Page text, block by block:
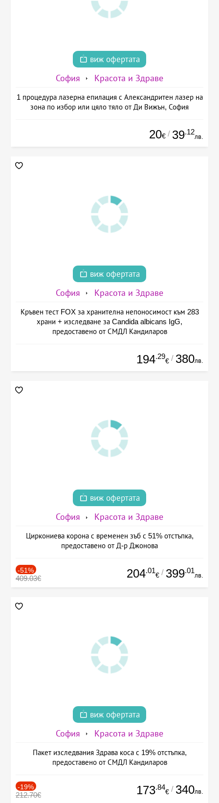
виж офертата
София Красота и Здраве
1 процедура лазерна епилация с Александритен лазер на
зона по избор или цяло тяло от Ди Вижън, София
20€ / 39.12
лв.
виж офертата
София Красота и Здраве
Кръвен тест FOX за хранителна непоносимост към 283
храни + изследване за Candida albicans IgG,
предоставено от СМДЛ Кандиларов
194.29
€ / 380лв.
виж офертата
София Красота и Здраве
Циркониева корона с временен зъб с 51% отстъпка,
предоставено от Д-р Джонова
-51%
409.03€ 204.01
€ / 399.01
лв.
виж офертата
София Красота и Здраве
Пакет изследвания Здрава коса с 19% отстъпка,
предоставено от СМДЛ Кандиларов
-19%
212.70€ 173.84
€ / 340лв.